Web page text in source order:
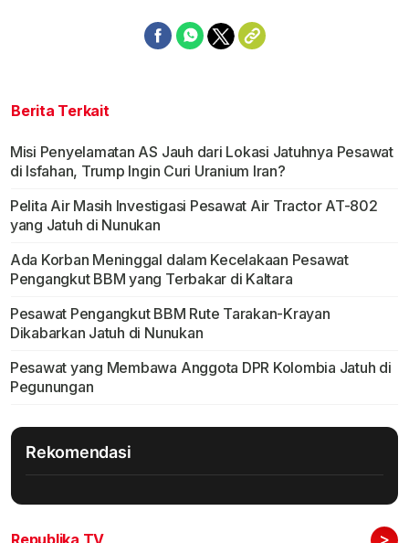
Berita Terkait
Misi Penyelamatan AS Jauh dari Lokasi Jatuhnya Pesawat
di Isfahan, Trump Ingin Curi Uranium Iran?
Pelita Air Masih Investigasi Pesawat Air Tractor AT-802
yang Jatuh di Nunukan
Ada Korban Meninggal dalam Kecelakaan Pesawat
Pengangkut BBM yang Terbakar di Kaltara
Pesawat Pengangkut BBM Rute Tarakan-Krayan
Dikabarkan Jatuh di Nunukan
Pesawat yang Membawa Anggota DPR Kolombia Jatuh di
Pegunungan
Rekomendasi
Republika TV >